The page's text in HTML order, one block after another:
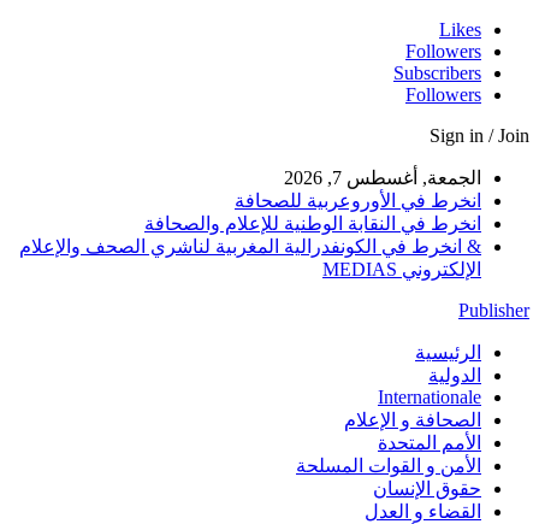
Likes
Followers
Subscribers
Followers
Sign in / Join
الجمعة, أغسطس 7, 2026
انخرط في الأوروعربية للصحافة
انخرط في النقابة الوطنية للإعلام والصحافة
& انخرط في الكونفدرالية المغربية لناشري الصحف والإعلام
الإلكتروني MEDIAS
Publisher
الرئيسية
الدولية
Internationale
الصحافة و الإعلام
الأمم المتحدة
الأمن و القوات المسلحة
حقوق الإنسان
القضاء و العدل